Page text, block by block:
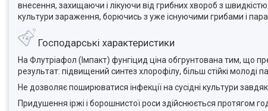
внесення, захищаючи і лікуючи від грибних хвороб з
культури зараження, борючись з уже існуючими грибами і
Господарські характеристики
На Флутріафол (Імпакт) фунгіцид ціна обгрунтована тим, що
результат: підвищений синтез хлорофілу, більш стійкі молоді
Не дозволяє поширюватися інфекції на сусідні культури
Придушення іржі і борошнистої роси здійснюється протягом